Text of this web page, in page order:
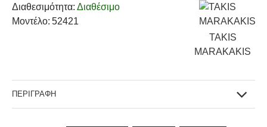
Διαθεσιμότητα: Διαθέσιμο
Μοντέλο: 52421
TAKIS
MARAKAKIS
ΠΕΡΙΓΡΑΦΗ